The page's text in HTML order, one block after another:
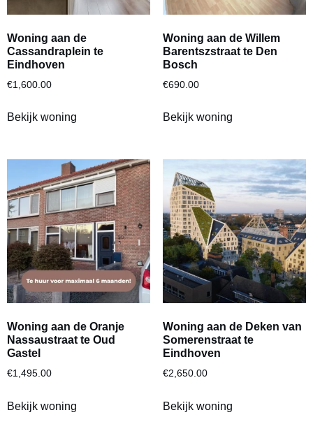
Woning aan de
Cassandraplein te
Eindhoven
€1,600.00
Bekijk woning
Woning aan de Willem
Barentszstraat te Den
Bosch
€690.00
Bekijk woning
Woning aan de Oranje
Nassaustraat te Oud
Gastel
€1,495.00
Bekijk woning
Woning aan de Deken van
Somerenstraat te
Eindhoven
€2,650.00
Bekijk woning